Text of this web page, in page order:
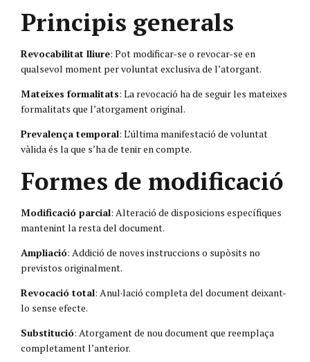
Principis generals
Revocabilitat lliure: Pot modificar-se o revocar-se en
qualsevol moment per voluntat exclusiva de l’atorgant.
Mateixes formalitats: La revocació ha de seguir les mateixes
formalitats que l’atorgament original.
Prevalença temporal: L’última manifestació de voluntat
vàlida és la que s’ha de tenir en compte.
Formes de modificació
Modificació parcial: Alteració de disposicions específiques
mantenint la resta del document.
Ampliació: Addició de noves instruccions o supòsits no
previstos originalment.
Revocació total: Anul·lació completa del document deixant-
lo sense efecte.
Substitució: Atorgament de nou document que reemplaça
completament l’anterior.